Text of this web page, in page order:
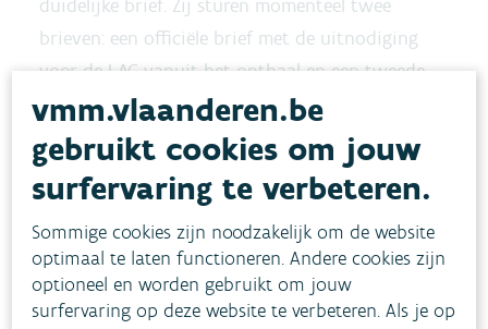
duidelijke brief. Zij sturen momenteel twee
brieven: een officiële brief met de uitnodiging
voor de LAC vanuit het onthaal en een tweede,
meer persoonlijke, brief van de LAC-medewerker,
waarin onder andere een huisbezoek
aangekondigd wordt. Cliënten gaven aan dat
twee brieven wat verwarrend is. Het OCMW
houdt rekening met de feedback van zijn
cliënten en bekijkt nu hoe het de twee brieven in
één brief kan gieten, met bovendien aandacht
vmm.vlaanderen.be
gebruikt cookies om jouw
surfervaring te verbeteren.
Sommige cookies zijn noodzakelijk om de website
optimaal te laten functioneren. Andere cookies zijn
optioneel en worden gebruikt om jouw
surfervaring op deze website te verbeteren. Als je op